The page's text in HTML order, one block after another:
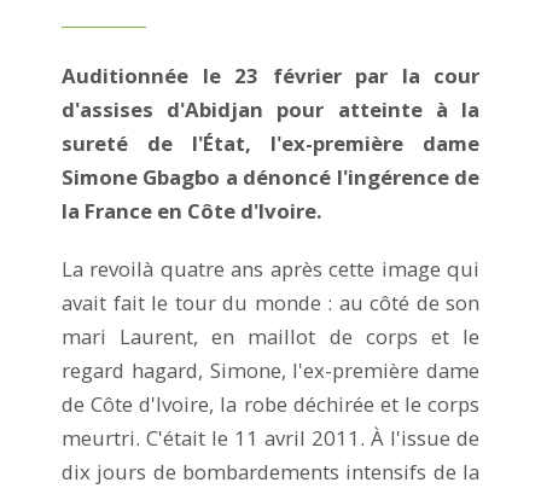
Auditionnée le 23 février par la cour
d'assises d'Abidjan pour atteinte à la
sureté de l'État, l'ex-première dame
Simone Gbagbo a dénoncé l'ingérence de
la France en Côte d'Ivoire.
La revoilà quatre ans après cette image qui
avait fait le tour du monde : au côté de son
mari Laurent, en maillot de corps et le
regard hagard, Simone, l'ex-première dame
de Côte d'Ivoire, la robe déchirée et le corps
meurtri. C'était le 11 avril 2011. À l'issue de
dix jours de bombardements intensifs de la